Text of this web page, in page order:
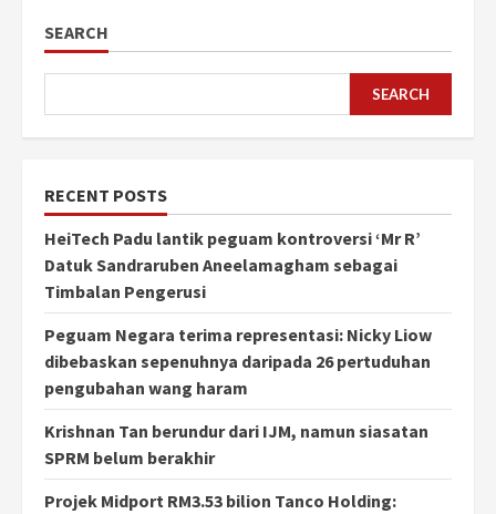
SEARCH
SEARCH
RECENT POSTS
HeiTech Padu lantik peguam kontroversi ‘Mr R’
Datuk Sandraruben Aneelamagham sebagai
Timbalan Pengerusi
Peguam Negara terima representasi: Nicky Liow
dibebaskan sepenuhnya daripada 26 pertuduhan
pengubahan wang haram
Krishnan Tan berundur dari IJM, namun siasatan
SPRM belum berakhir
Projek Midport RM3.53 bilion Tanco Holding: